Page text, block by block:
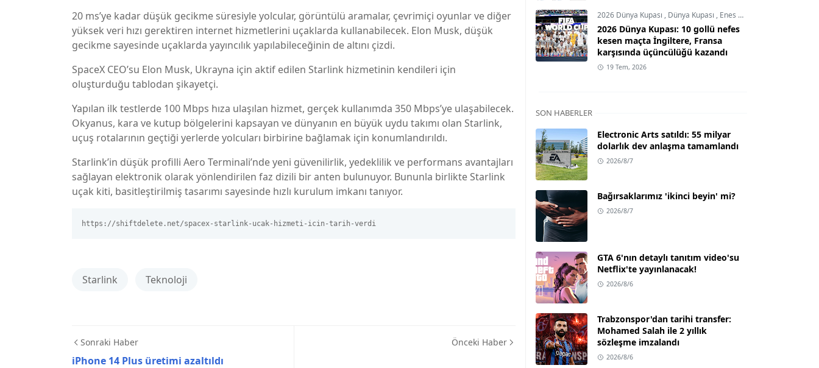
20 ms’ye kadar düşük gecikme süresiyle yolcular, görüntülü aramalar, çevrimiçi oyunlar ve diğer
yüksek veri hızı gerektiren internet hizmetlerini uçaklarda kullanabilecek. Elon Musk, düşük
gecikme sayesinde uçaklarda yayıncılık yapılabileceğinin de altını çizdi.
SpaceX CEO’su Elon Musk, Ukrayna için aktif edilen Starlink hizmetinin kendileri için
oluşturduğu tablodan şikayetçi.
Yapılan ilk testlerde 100 Mbps hıza ulaşılan hizmet, gerçek kullanımda 350 Mbps’ye ulaşabilecek.
Okyanus, kara ve kutup bölgelerini kapsayan ve dünyanın en büyük uydu takımı olan Starlink,
uçuş rotalarının geçtiği yerlerde yolcuları birbirine bağlamak için konumlandırıldı.
Starlink’in düşük profilli Aero Terminali’nde yeni güvenilirlik, yedeklilik ve performans avantajları
sağlayan elektronik olarak yönlendirilen faz dizili bir anten bulunuyor. Bununla birlikte Starlink
uçak kiti, basitleştirilmiş tasarımı sayesinde hızlı kurulum imkanı tanıyor.
https://shiftdelete.net/spacex-starlink-ucak-hizmeti-icin-tarih-verdi
Starlink Teknoloji
Sonraki Haber
iPhone 14 Plus üretimi azaltıldı
Önceki Haber
2026 Dünya Kupası , Dünya Kupası , Enes Demircioğlu
2026 Dünya Kupası: 10 gollü nefes
kesen maçta İngiltere, Fransa
karşısında üçüncülüğü kazandı
19 Tem, 2026
SON HABERLER
Electronic Arts satıldı: 55 milyar
dolarlık dev anlaşma tamamlandı
2026/8/7
Bağırsaklarımız 'ikinci beyin' mi?
2026/8/7
GTA 6'nın detaylı tanıtım video'su
Netflix'te yayınlanacak!
2026/8/6
Trabzonspor'dan tarihi transfer:
Mohamed Salah ile 2 yıllık
sözleşme imzalandı
2026/8/6